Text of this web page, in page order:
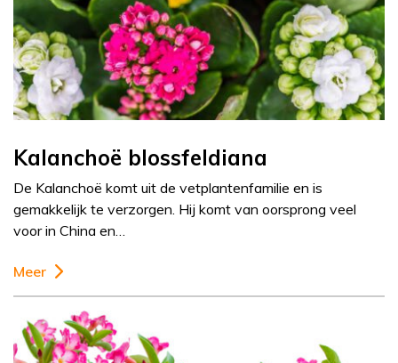
Kalanchoë blossfeldiana
De Kalanchoë komt uit de vetplantenfamilie en is
gemakkelijk te verzorgen. Hij komt van oorsprong veel
voor in China en…
Meer